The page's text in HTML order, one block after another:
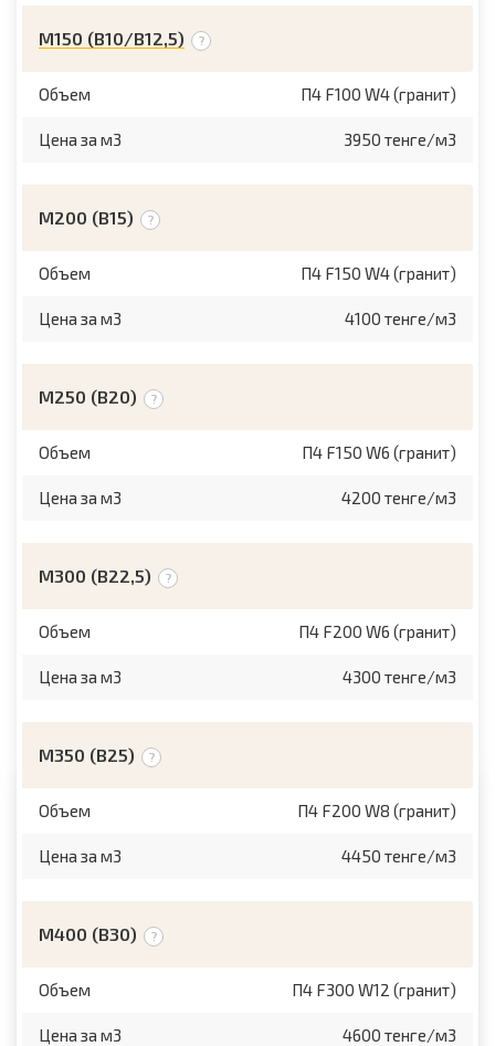
М150 (B10/B12,5)
Объем П4 F100 W4 (гранит)
Цена за м3 3950 тенге/м3
М200 (B15)
Объем П4 F150 W4 (гранит)
Цена за м3 4100 тенге/м3
М250 (B20)
Объем П4 F150 W6 (гранит)
Цена за м3 4200 тенге/м3
М300 (B22,5)
Объем П4 F200 W6 (гранит)
Цена за м3 4300 тенге/м3
М350 (B25)
Объем П4 F200 W8 (гранит)
Цена за м3 4450 тенге/м3
M400 (B30)
Объем П4 F300 W12 (гранит)
Цена за м3 4600 тенге/м3